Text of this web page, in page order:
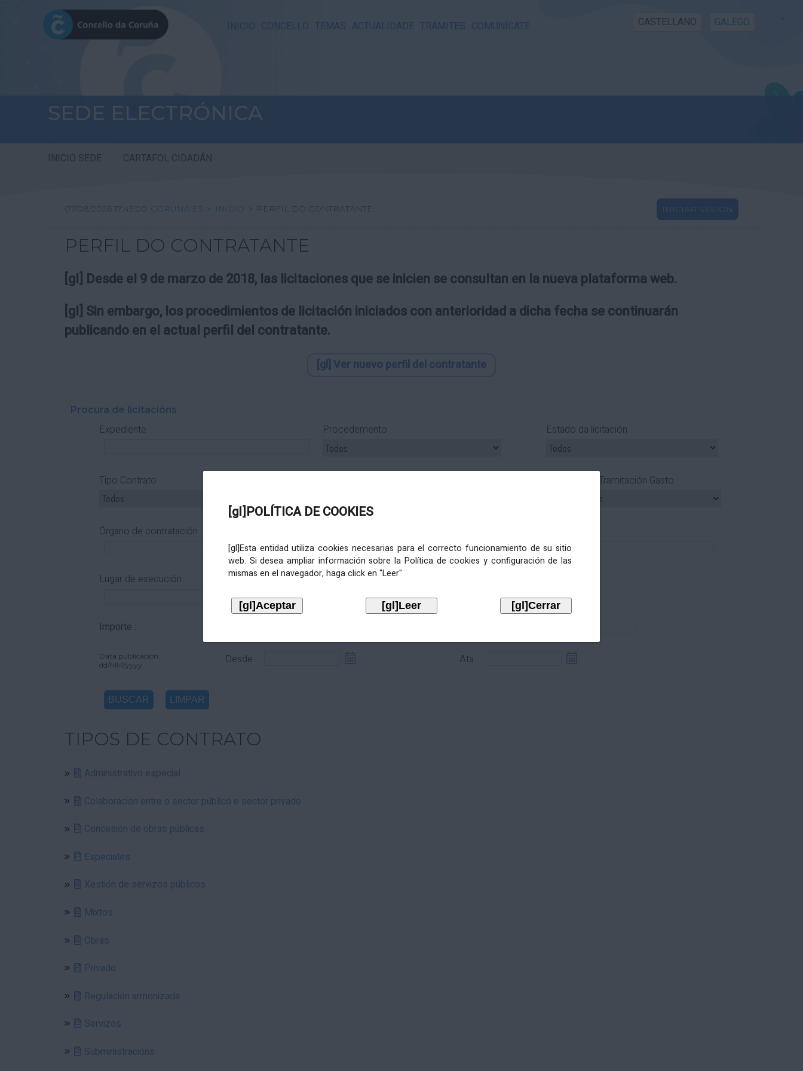
INICIO CONCELLO TEMAS ACTUALIDADE TRÁMITES COMUNÍCATE CASTELLANO GALEGO
SEDE ELECTRÓNICA
INICIO SEDE CARTAFOL CIDADÁN
[gl]POLÍTICA DE COOKIES
[gl]Esta entidad utiliza cookies necesarias para el correcto funcionamiento de su sitio
web. Si desea ampliar información sobre la Política de cookies y configuración de las
mismas en el navegador, haga click en "Leer"
07/08/2026 17:45:00 CORUNA.ES > INICIO > PERFIL DO CONTRATANTE INICIAR SESIÓN
PERFIL DO CONTRATANTE
[gl] Desde el 9 de marzo de 2018, las licitaciones que se inicien se consultan en la nueva plataforma web.
[gl] Sin embargo, los procedimientos de licitación iniciados con anterioridad a dicha fecha se continuarán
publicando en el actual perfil del contratante.
[gl] Ver nuevo perfil del contratante
Procura de licitacións
Expediente Procedemento Estado da licitación
Tipo Contrato Tipo Tramitación Gasto
Órgano de contratación
Lugar de execución
Importe :
Data publicación:
dd/MM/yyyy
Desde Ata
TIPOS DE CONTRATO
Administrativo especial
Colaboración entre o sector público e sector privado
Concesión de obras públicas
Especiales
Xestión de servizos públicos
Mixtos
Obras
Privado
Regulación armonizada
Servizos
Subministracións